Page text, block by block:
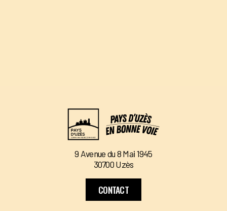
9 Avenue du 8 Mai 1945
30700 Uzès
CONTACT